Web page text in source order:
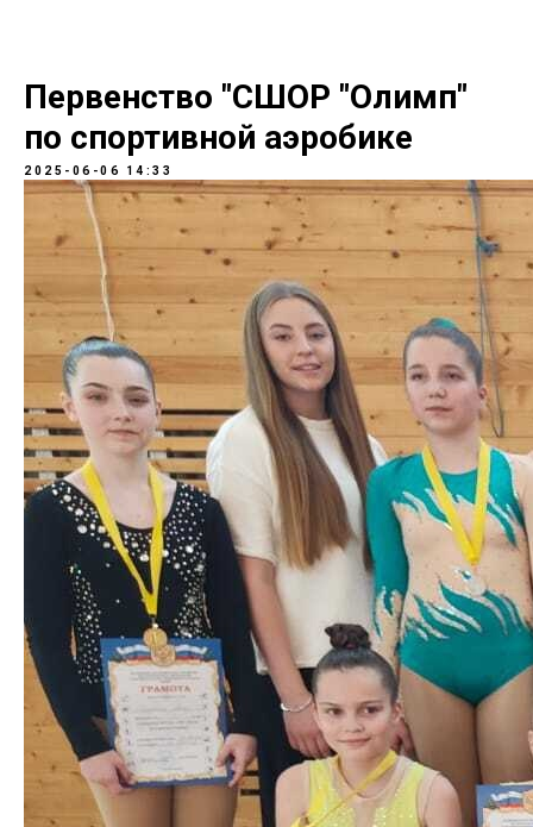
Первенство "СШОР "Олимп"
по спортивной аэробике
2025-06-06 14:33